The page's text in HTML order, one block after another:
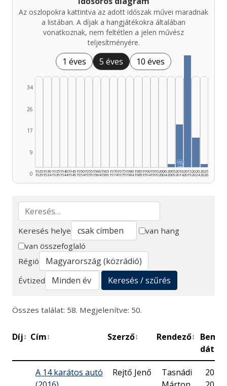
Az oszlopokra kattintva az adott időszak művei maradnak
a listában. A díjak a hangjátékokra általában
vonatkoznak, nem feltétlen a jelen művész
teljesítményére.
1 éves 5 éves 10 éves
0
9
17
26
34
1925
1929
1930
1934
1935
1939
1940
1944
1945
1949
1950
1954
1955
1959
1960
1964
1965
1969
1970
1974
1975
1979
1980
1984
1985
1989
1990
1994
1995
1999
2000
2004
2005
2009
🏆
2010
2014
2015
2019
2020
2024
2025
2026
Keresés
Keresés helye
van hang
van összefoglaló
Régió
Évtized
Keresés / szűrés
Összes találat: 58. Megjelenítve: 50.
Díj↕ Cím↕ Szerző↕ Rendező↕
A 14 karátos autó
Rejtő Jenő
Tasnádi
2016.